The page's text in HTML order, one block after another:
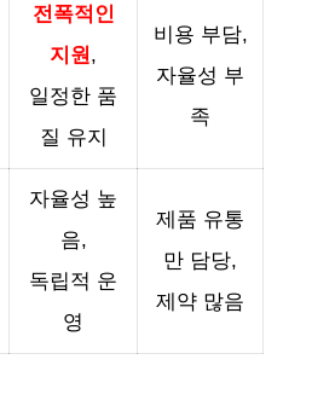
전폭적인
지원,
일정한 품
질 유지
비용 부담,
자율성 부
족
자율성 높
음,
독립적 운
영
제품 유통
만 담당,
제약 많음